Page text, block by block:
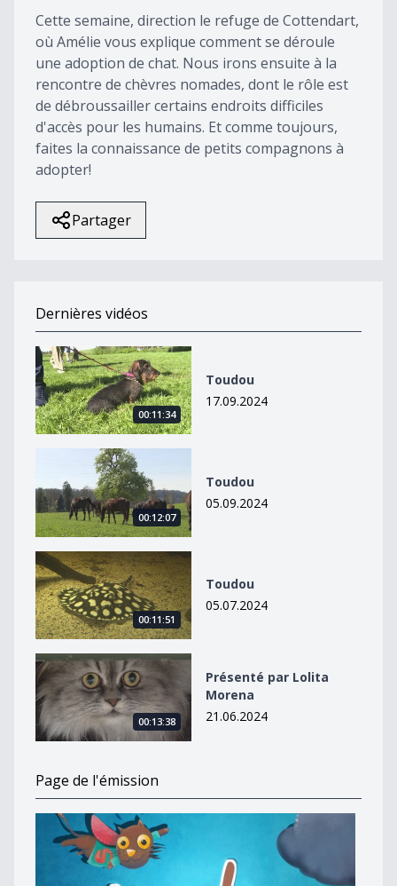
Cette semaine, direction le refuge de Cottendart,
où Amélie vous explique comment se déroule
une adoption de chat. Nous irons ensuite à la
rencontre de chèvres nomades, dont le rôle est
de débroussailler certains endroits difficiles
d'accès pour les humains. Et comme toujours,
faites la connaissance de petits compagnons à
adopter!
Partager
Dernières vidéos
Toudou
00:11:34
Toudou
17.09.2024
00:12:07
Toudou
05.09.2024
Toudou
00:11:51
Toudou
05.07.2024
Présenté par Lolita Morena
00:13:38
Présenté par Lolita
Morena
21.06.2024
Page de l'émission